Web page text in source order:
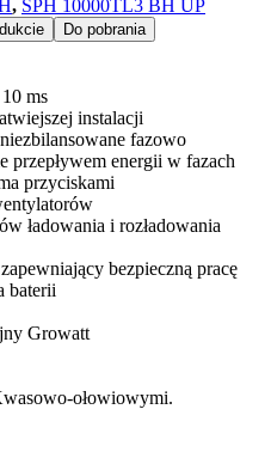
, SPH 10000TL3 BH UP
Do pobrania
ms
instalacji
fazowo
przepływem energii w fazach
przyciskami
ładowania i rozładowania
bezpieczną pracę
baterii
Growatt
ołowiowymi.